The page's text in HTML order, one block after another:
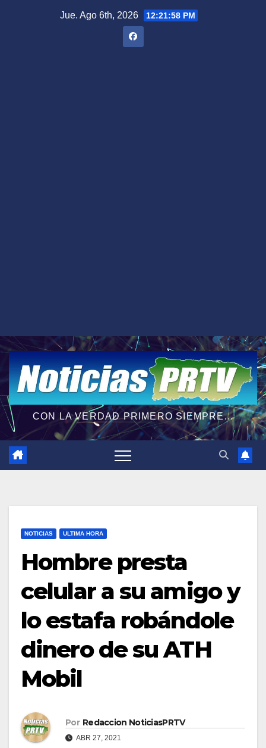
Jue. Ago 6th, 2026 12:21:59 PM
CON LA VERDAD PRIMERO SIEMPRE...
NOTICIAS ULTIMA HORA
Hombre presta
celular a su amigo y
lo estafa robándole
dinero de su ATH
Mobil
Por Redaccion NoticiasPRTV
ABR 27, 2021